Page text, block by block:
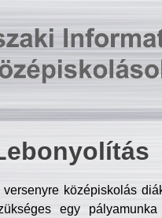
versenyre középiskolás
egy